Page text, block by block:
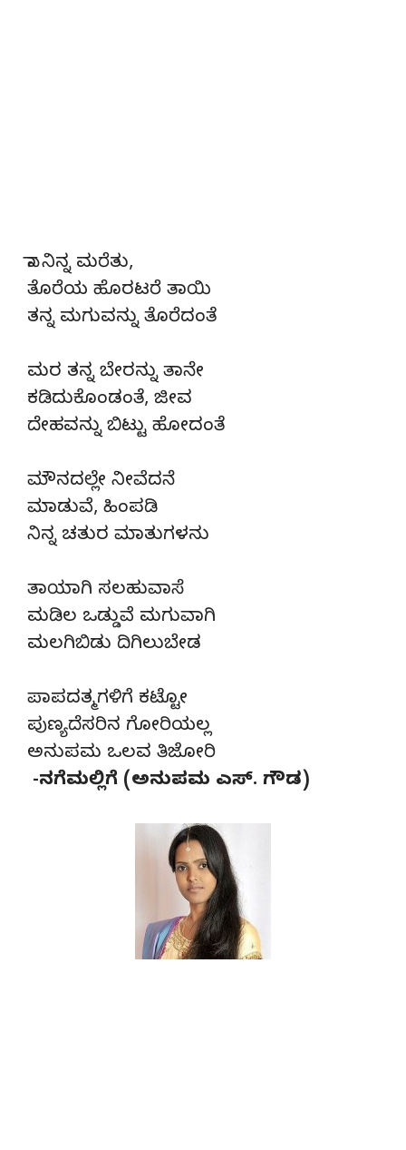
ನಾ ನಿನ್ನ ಮರೆತು,
ತೊರೆಯ ಹೊರಟರೆ ತಾಯಿ
ತನ್ನ ಮಗುವನ್ನು ತೊರೆದಂತೆ
ಮರ ತನ್ನ ಬೇರನ್ನು ತಾನೇ
ಕಡಿದುಕೊಂಡಂತೆ, ಜೀವ
ದೇಹವನ್ನು ಬಿಟ್ಟು ಹೋದಂತೆ
ಮೌನದಲ್ಲೇ ನೀವೆದನೆ
ಮಾಡುವೆ, ಹಿಂಪಡಿ
ನಿನ್ನ ಚತುರ ಮಾತುಗಳನು
ತಾಯಾಗಿ ಸಲಹುವಾಸೆ
ಮಡಿಲ ಒಡ್ಡುವೆ ಮಗುವಾಗಿ
ಮಲಗಿಬಿಡು ದಿಗಿಲುಬೇಡ
ಪಾಪದತ್ಮಗಳಿಗೆ ಕಟ್ಟೋ
ಪುಣ್ಯದೆಸರಿನ ಗೋರಿಯಲ್ಲ
ಅನುಪಮ ಒಲವ ತಿಜೋರಿ
-ನಗೆಮಲ್ಲಿಗೆ (ಅನುಪಮ ಎಸ್. ಗೌಡ)